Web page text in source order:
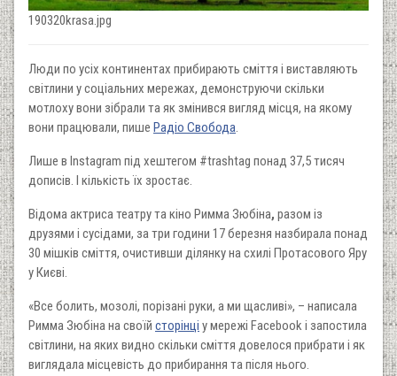
190320krasa.jpg
Люди по усіх континентах прибирають сміття і виставляють
світлини у соціальних мережах, демонструючи скільки
мотлоху вони зібрали та як змінився вигляд місця, на якому
вони працювали, пише Радіо Свобода.
Лише в Instagram під хештегом #trashtag​ понад 37,5 тисяч
дописів. І кількість їх зроcтає.
Відома актриса театру та кіно Римма Зюбіна, разом із
друзями і сусідами, за три години 17 березня назбирала понад
30 мішків сміття, очистивши ділянку на схилі Протасового Яру
у Києві.
«Все болить, мозолі, порізані руки, а ми щасливі», – написала
Римма Зюбіна на своїй сторінці у мережі Facebook і запостила
світлини, на яких видно скільки сміття довелося прибрати і як
виглядала місцевість до прибирання та після нього.